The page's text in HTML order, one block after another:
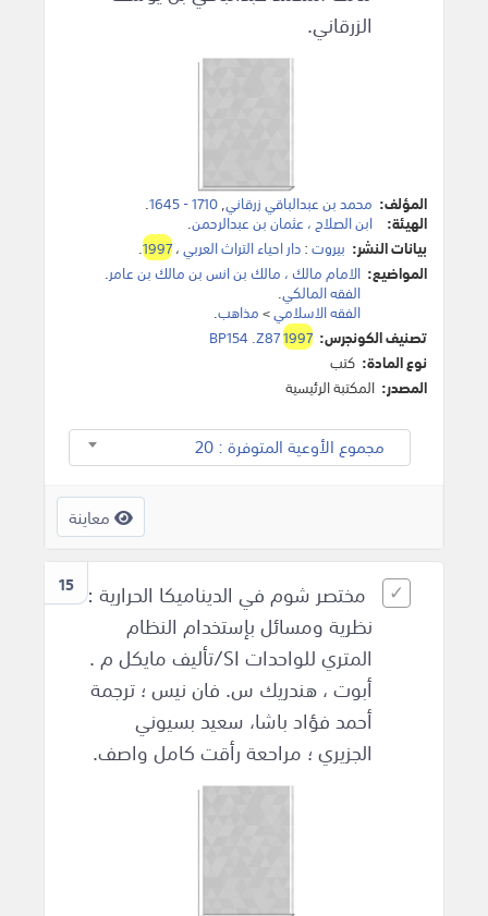
الزرقاني.
المؤلف: محمد بن عبدالباقي زرقاني,
.
الهيئة: ابن الصلاح ، عثمان بن عبدالرحمن.
بيانات النشر: بيروت:دار احياء التراث العربي،1997
.
المواضيع: الامام مالك ، مالك بن انس بن مالك بن عامر.
الفقه المالكي.
الفقه الاسلامي>مذاهب.
تصنيف الكونجرس:
BP154 .Z871997
نوع المادة: كتب
المصدر: المكتبة الرئيسية
مجموع الأوعية المتوفرة : 20
معاينة
15 مختصر شوم في الديناميكا الحرارية :
نظرية ومسائل بإستخدام النظام
المتري للواحدات SI/تأليف مايكل م .
أبوت ، هندريك س. فان نيس ؛ ترجمة
أحمد فؤاد باشا، سعيد بسيوني
الجزيري ؛ مراحعة رأقت كامل واصف.